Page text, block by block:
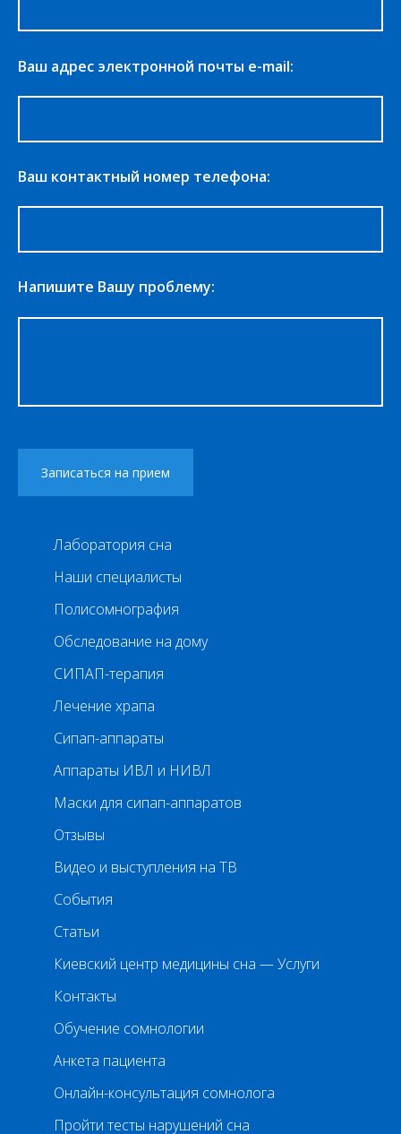
Ваш адрес электронной почты e-mail:
Ваш контактный номер телефона:
Напишите Вашу проблему:
Лаборатория сна
Наши специалисты
Полисомнография
Обследование на дому
СИПАП-терапия
Лечение храпа
Сипап-аппараты
Аппараты ИВЛ и НИВЛ
Маски для сипап-аппаратов
Отзывы
Видео и выступления на ТВ
События
Статьи
Киевский центр медицины сна — Услуги
Контакты
Обучение сомнологии
Анкета пациента
Онлайн-консультация сомнолога
Пройти тесты нарушений сна